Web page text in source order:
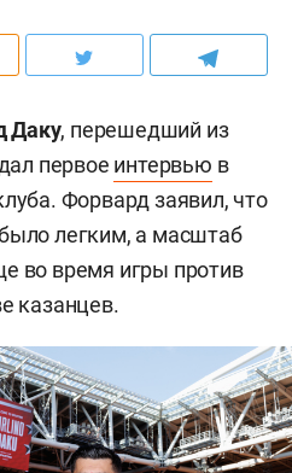
Даку, перешедший из
первое интервью в
Форвард заявил, что
легким, а масштаб
во время игры против
казанцев.